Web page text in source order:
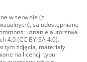
w serwisie (z
są udostępniane
uznanie autorstwa
4.0 (CC BY-SA 4.0).
tym zdjęcia, materiały
na licencji typu